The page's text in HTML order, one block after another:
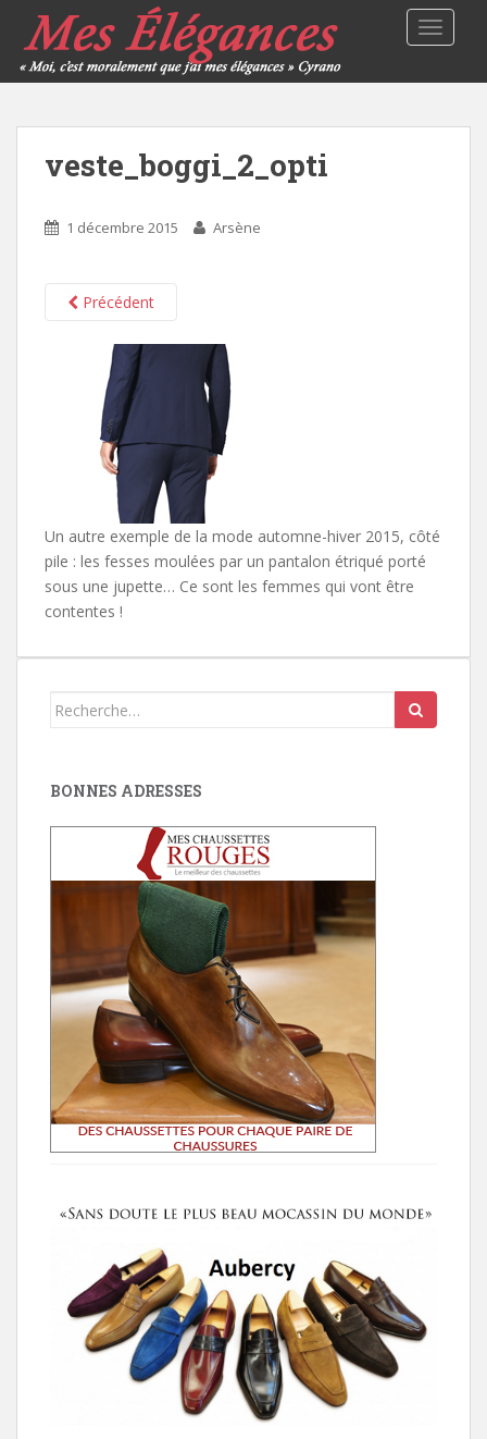
veste_boggi_2_opti
1 décembre 2015 Arsène
Précédent
Un autre exemple de la mode automne-hiver 2015, côté
pile : les fesses moulées par un pantalon étriqué porté
sous une jupette… Ce sont les femmes qui vont être
contentes !
Search
BONNES ADRESSES